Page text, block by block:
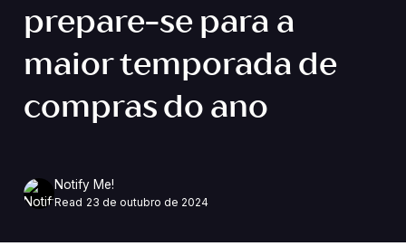
prepare-se para a
maior temporada de
compras do ano
Notify Me!
Read 23 de outubro de 2024